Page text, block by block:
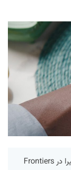
سامسونگ امروز اعلام کرد مطالعه‌ای که اخیرا در Frontiers